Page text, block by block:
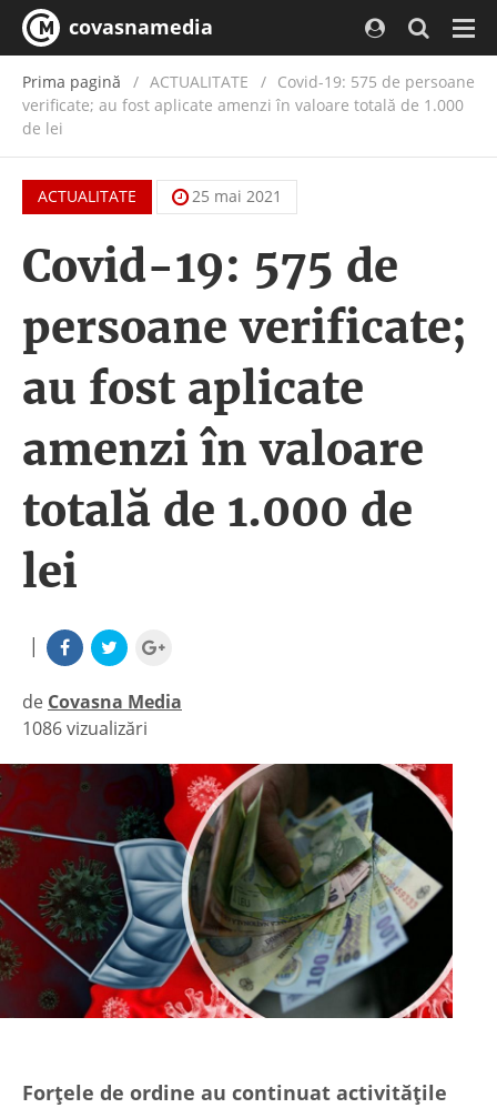
covasnamedia
Prima pagină ACTUALITATE / Covid-19: 575 de persoane
verificate; au fost aplicate amenzi în valoare totală de 1.000
de lei
ACTUALITATE 25 mai 2021
Covid-19: 575 de
persoane verificate;
au fost aplicate
amenzi în valoare
totală de 1.000 de
lei
|
de Covasna Media
|
1086 vizualizări
Forțele de ordine au continuat activitățile